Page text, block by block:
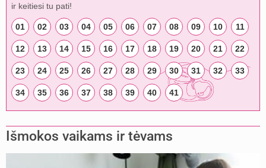
ir keitiesi tu pati!
01 02 03 04 05 06 07 08 09 10 11
12 13 14 15 16 17 18 19 20 21 22
23 24 25 26 27 28 29 30 31 32 33
34 35 36 37 38 39 40 41
Išmokos vaikams ir tėvams